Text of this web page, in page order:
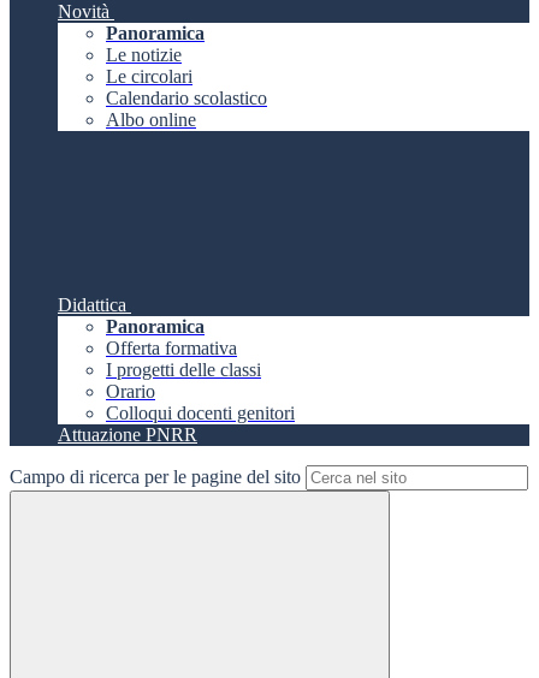
Novità
Panoramica
Le notizie
Le circolari
Calendario scolastico
Albo online
Didattica
Panoramica
Offerta formativa
I progetti delle classi
Orario
Colloqui docenti genitori
Attuazione PNRR
Campo di ricerca per le pagine del sito